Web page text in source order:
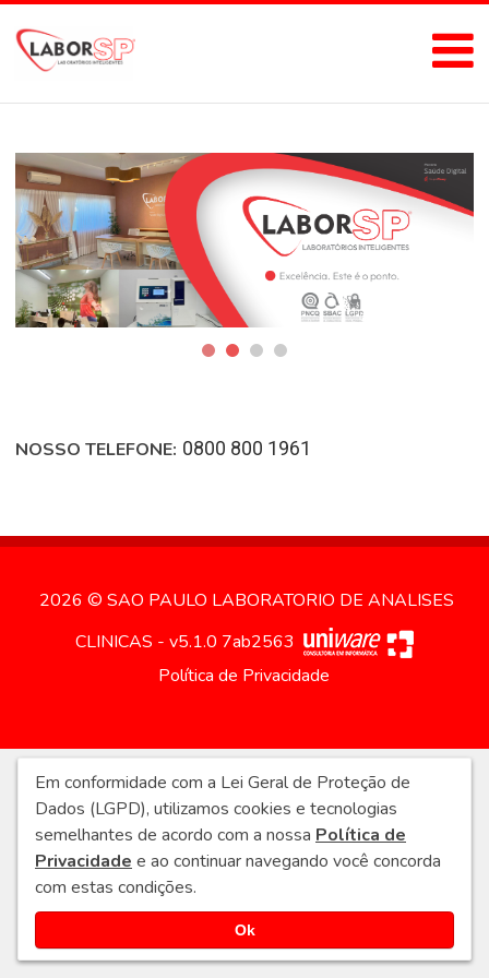
NOSSO TELEFONE: 0800 800 1961
2026 © SAO PAULO LABORATORIO DE ANALISES
CLINICAS - v5.1.0 7ab2563
Política de Privacidade
Em conformidade com a Lei Geral de Proteção de
Dados (LGPD), utilizamos cookies e tecnologias
semelhantes de acordo com a nossa Política de
Privacidade e ao continuar navegando você concorda
com estas condições.
Ok